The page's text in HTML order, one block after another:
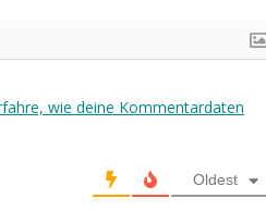
wie deine Kommentardaten
Oldest